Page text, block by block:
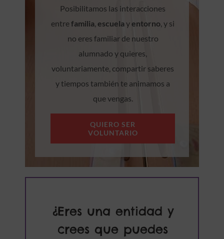
Posibilitamos las interacciones
entrefamilia, escuelay entorno, y si
no eres familiar de nuestro
alumnado y quieres,
voluntariamente, compartir saberes
y tiempos también te animamos a
que vengas.
QUIERO SER
VOLUNTARIO
¿Eres una entidad y
crees que puedes